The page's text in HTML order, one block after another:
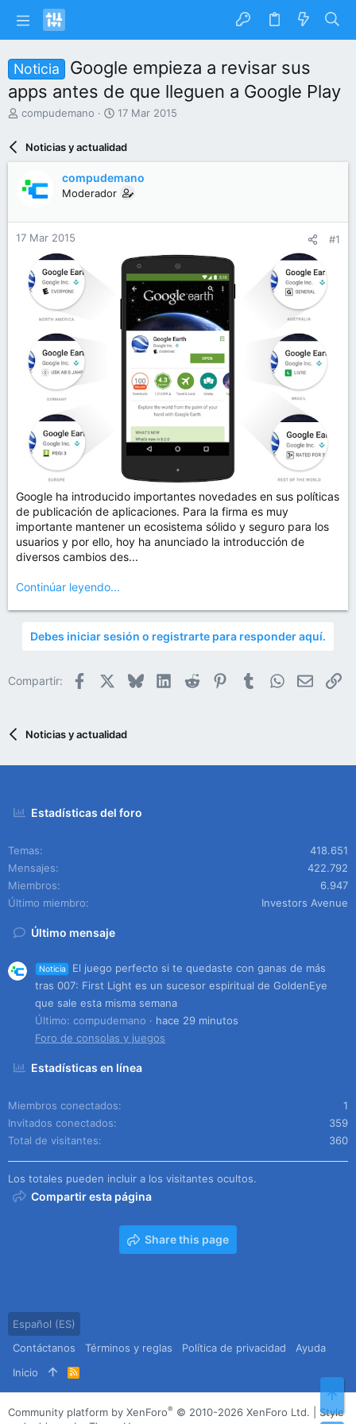
Noticia
Google empieza a revisar sus
apps antes de que lleguen a Google Play
I
a
r
d
compudemano
F
h
d
e
n
17 Mar 2015
Noticias y actualidad
compudemano
Moderador
17 Mar 2015 #1
Google ha introducido importantes novedades en sus políticas
de publicación de aplicaciones. Para la firma es muy
importante mantener un ecosistema sólido y seguro para los
usuarios y por ello, hoy ha anunciado la introducción de
diversos cambios des...
Continúar leyendo...
Debes iniciar sesión o registrarte para responder aquí.
Compartir: Facebook BlueskyLinkedIn
Reddit PinterestTumblrWhatsApp
Email
Noticias y actualidad
Estadísticas del foro
Temas
418.651
Mensajes
422.792
Miembros
6.947
Último miembro
Investors Avenue
Último mensaje
Noticia
El juego perfecto si te quedaste con ganas de más
tras 007: First Light es un sucesor espiritual de GoldenEye
que sale esta misma semana
Último: compudemano
hace 29 minutos
Foro de consolas y juegos
Estadísticas en línea
Miembros conectados
1
Invitados conectados
359
Total de visitantes
360
Los totales pueden incluir a los visitantes ocultos.
Compartir esta página
Share this page
Español (ES)
Contáctanos
Términos y reglas Política de privacidad
Ayuda
Inicio
R
S
Community platform by XenForo® © 2010-2026 XenForo Ltd.
Style